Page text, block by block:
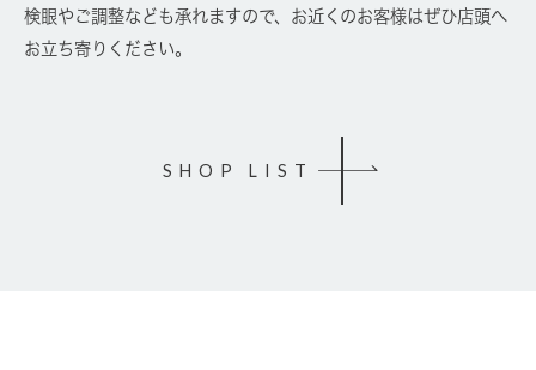
検眼やご調整なども承れますので、お近くのお客様はぜひ店頭へ
お立ち寄りください。
SHOP LIST